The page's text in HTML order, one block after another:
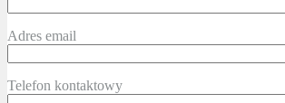
Adres email
Telefon kontaktowy